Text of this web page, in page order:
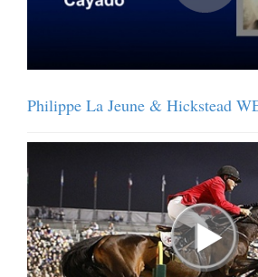
Philippe La Jeune & Hickstead